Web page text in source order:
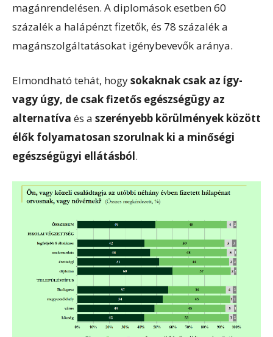
magánrendelésen. A diplomások esetben 60
százalék a halápénzt fizetők, és 78 százalék a
magánszolgáltatásokat igénybevevők aránya.
Elmondható tehát, hogysokaknak csak az így-
vagy úgy, de csak fizetős egészségügy az
alternatíva és a szerényebb körülmények között
élők folyamatosan szorulnak ki a minőségi
egészségügyi ellátásból.